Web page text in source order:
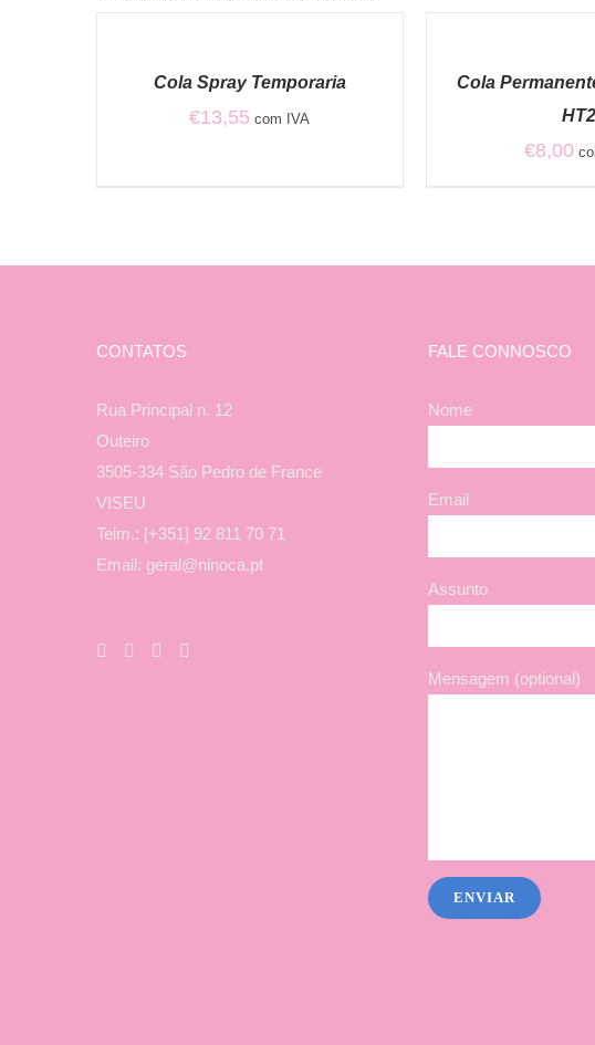
Cola Spray Temporaria
€13,55 com IVA
QUICKCola
HT2
€8,00
CONTATOS
Rua Principal n. 12
Outeiro
3505-334 São Pedro de France
VISEU
Telm.: [+351] 92 811 70 71
Email: geral@ninoca.pt
FALE CONNOSCO
Nome
Email
Assunto
Mensagem (optional)